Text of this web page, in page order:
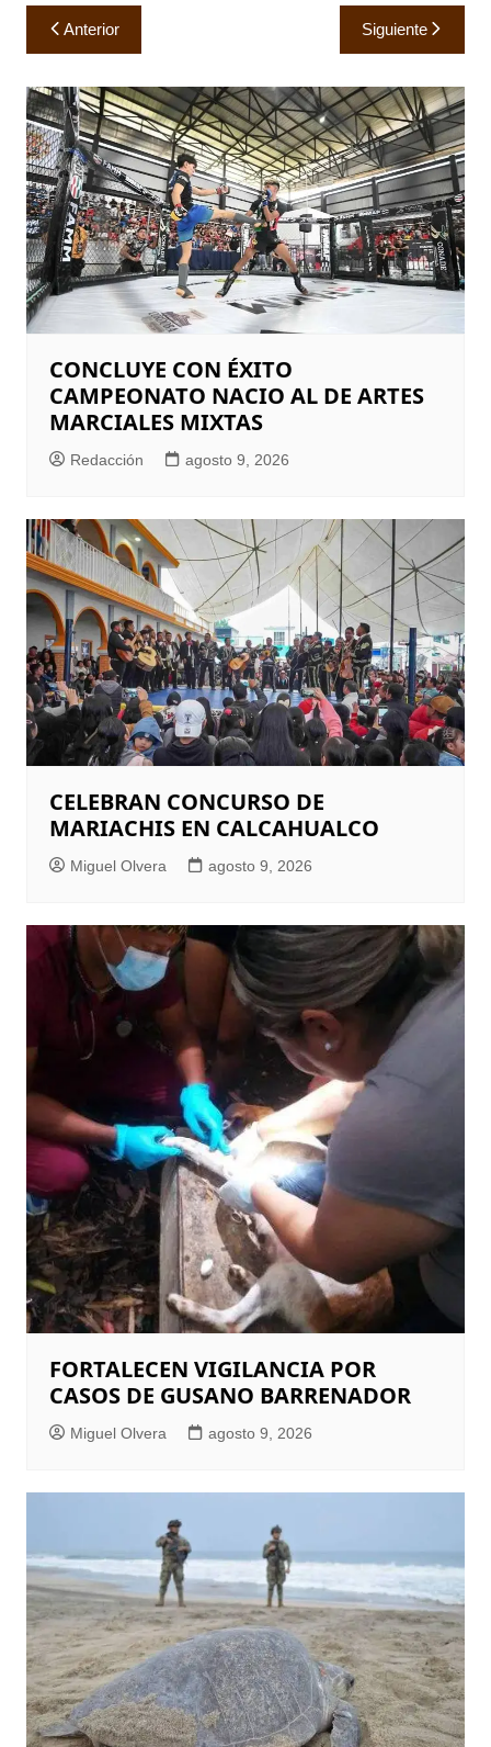
Navegación
de
entradas
Anterior Siguiente
CONCLUYE CON ÉXITO
CAMPEONATO NACIO AL DE ARTES
MARCIALES MIXTAS
Redacción agosto 9, 2026
CELEBRAN CONCURSO DE
MARIACHIS EN CALCAHUALCO
Miguel Olvera agosto 9, 2026
FORTALECEN VIGILANCIA POR
CASOS DE GUSANO BARRENADOR
Miguel Olvera agosto 9, 2026